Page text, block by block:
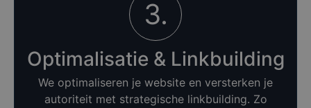
3.
Optimalisatie & Linkbuilding
We optimaliseren je website en versterken je
autoriteit met strategische linkbuilding. Zo